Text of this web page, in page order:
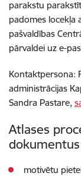
parakstu
padomes locekļa
pašvaldības
pārvaldei uz e-
Kontaktpersona:
administrācijas
Sandra Pastare,
Atlases
motivētu